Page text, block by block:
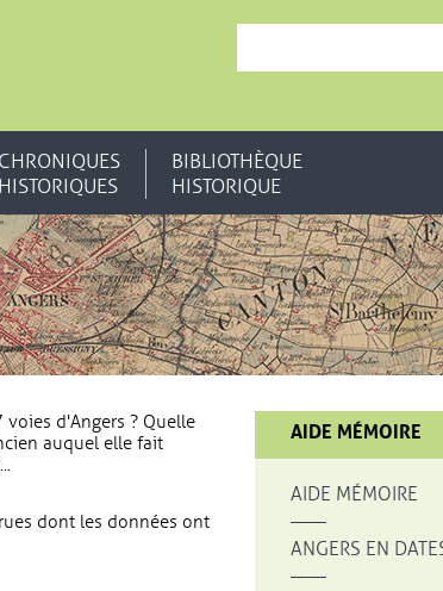
CHRONIQUES
HISTORIQUES
BIBLIOTHÈQUE
HISTORIQUE
d'Angers ? Quelle
auquel elle fait
dont les données ont
AIDE MÉMOIRE
AIDE MÉMOIRE
ANGERS EN